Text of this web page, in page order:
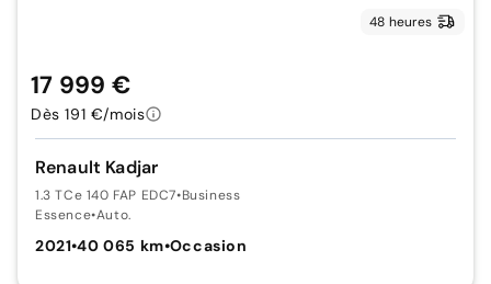
48 heures
Renault Kadjar
1.3 TCe 140 FAP EDC7•Business
Essence•Auto.
2021•40 065 km•Occasion
17 999 €
Dès 191 €/mois